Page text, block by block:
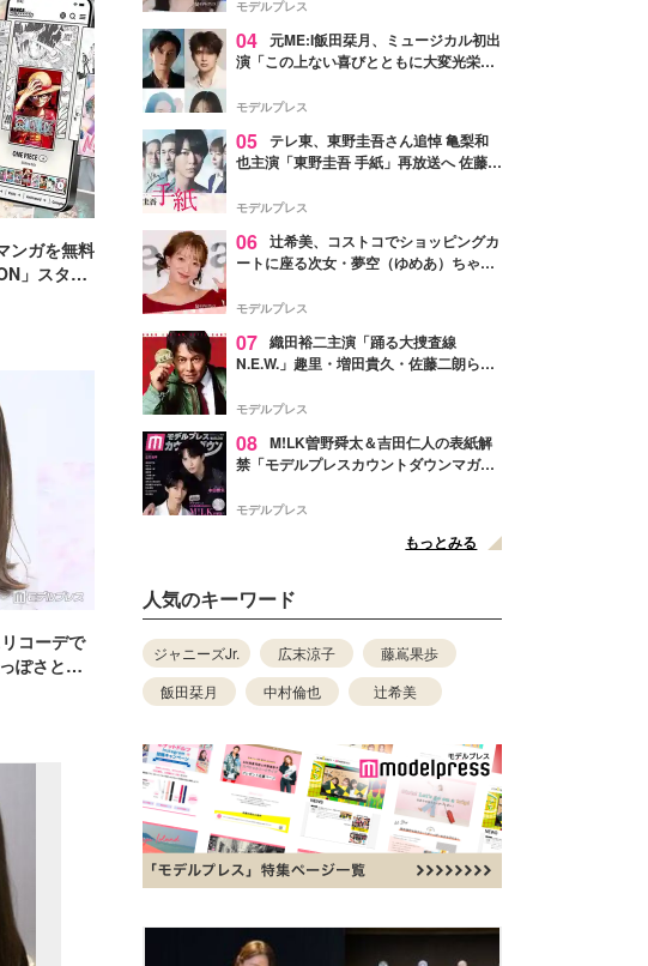
ンガを無料
」スター
』など閲
コーデで
ぽさと可
眩しい」
モデルプレス
04 元ME:I飯田栞月、ミュージカル初出
演「この上ない喜びとともに大変光栄」
ャスト発表
モデルプレス
05 テレ東、東野圭吾さん追悼 亀梨和
也主演「東野圭吾 手紙」再放送へ 佐藤隆
モデルプレス
06 辻希美、コストコでショッピングカ
ートに座る次女・夢空（ゆめあ）ちゃん
ぎ」「成長を感じる」の声
モデルプレス
07 織田裕二主演「踊る大捜査線
N.E.W.」趣里・増田貴久・佐藤二朗ら新
徴する“謎のキーワード”も
モデルプレス
08 M!LK曽野舜太＆吉田仁人の表紙解
禁「モデルプレスカウントダウンマガジ
モデルプレス
もっとみる
人気のキーワード
ジャニーズJr. 広末涼子
藤嶌果歩
飯田栞月
中村倫也 辻希美